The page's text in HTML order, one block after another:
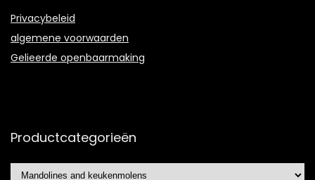
Privacybeleid
algemene voorwaarden
Gelieerde openbaarmaking
Productcategorieën